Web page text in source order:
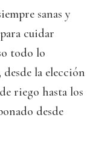
sanas y
cuidar
todo lo
la elección
riego hasta los
desde